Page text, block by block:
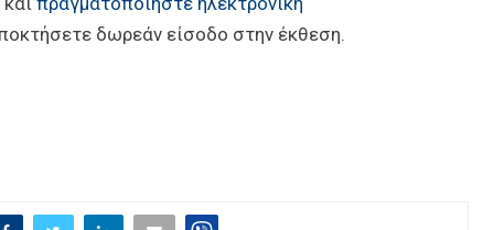
δωρεάν είσοδο στην έκθεση.